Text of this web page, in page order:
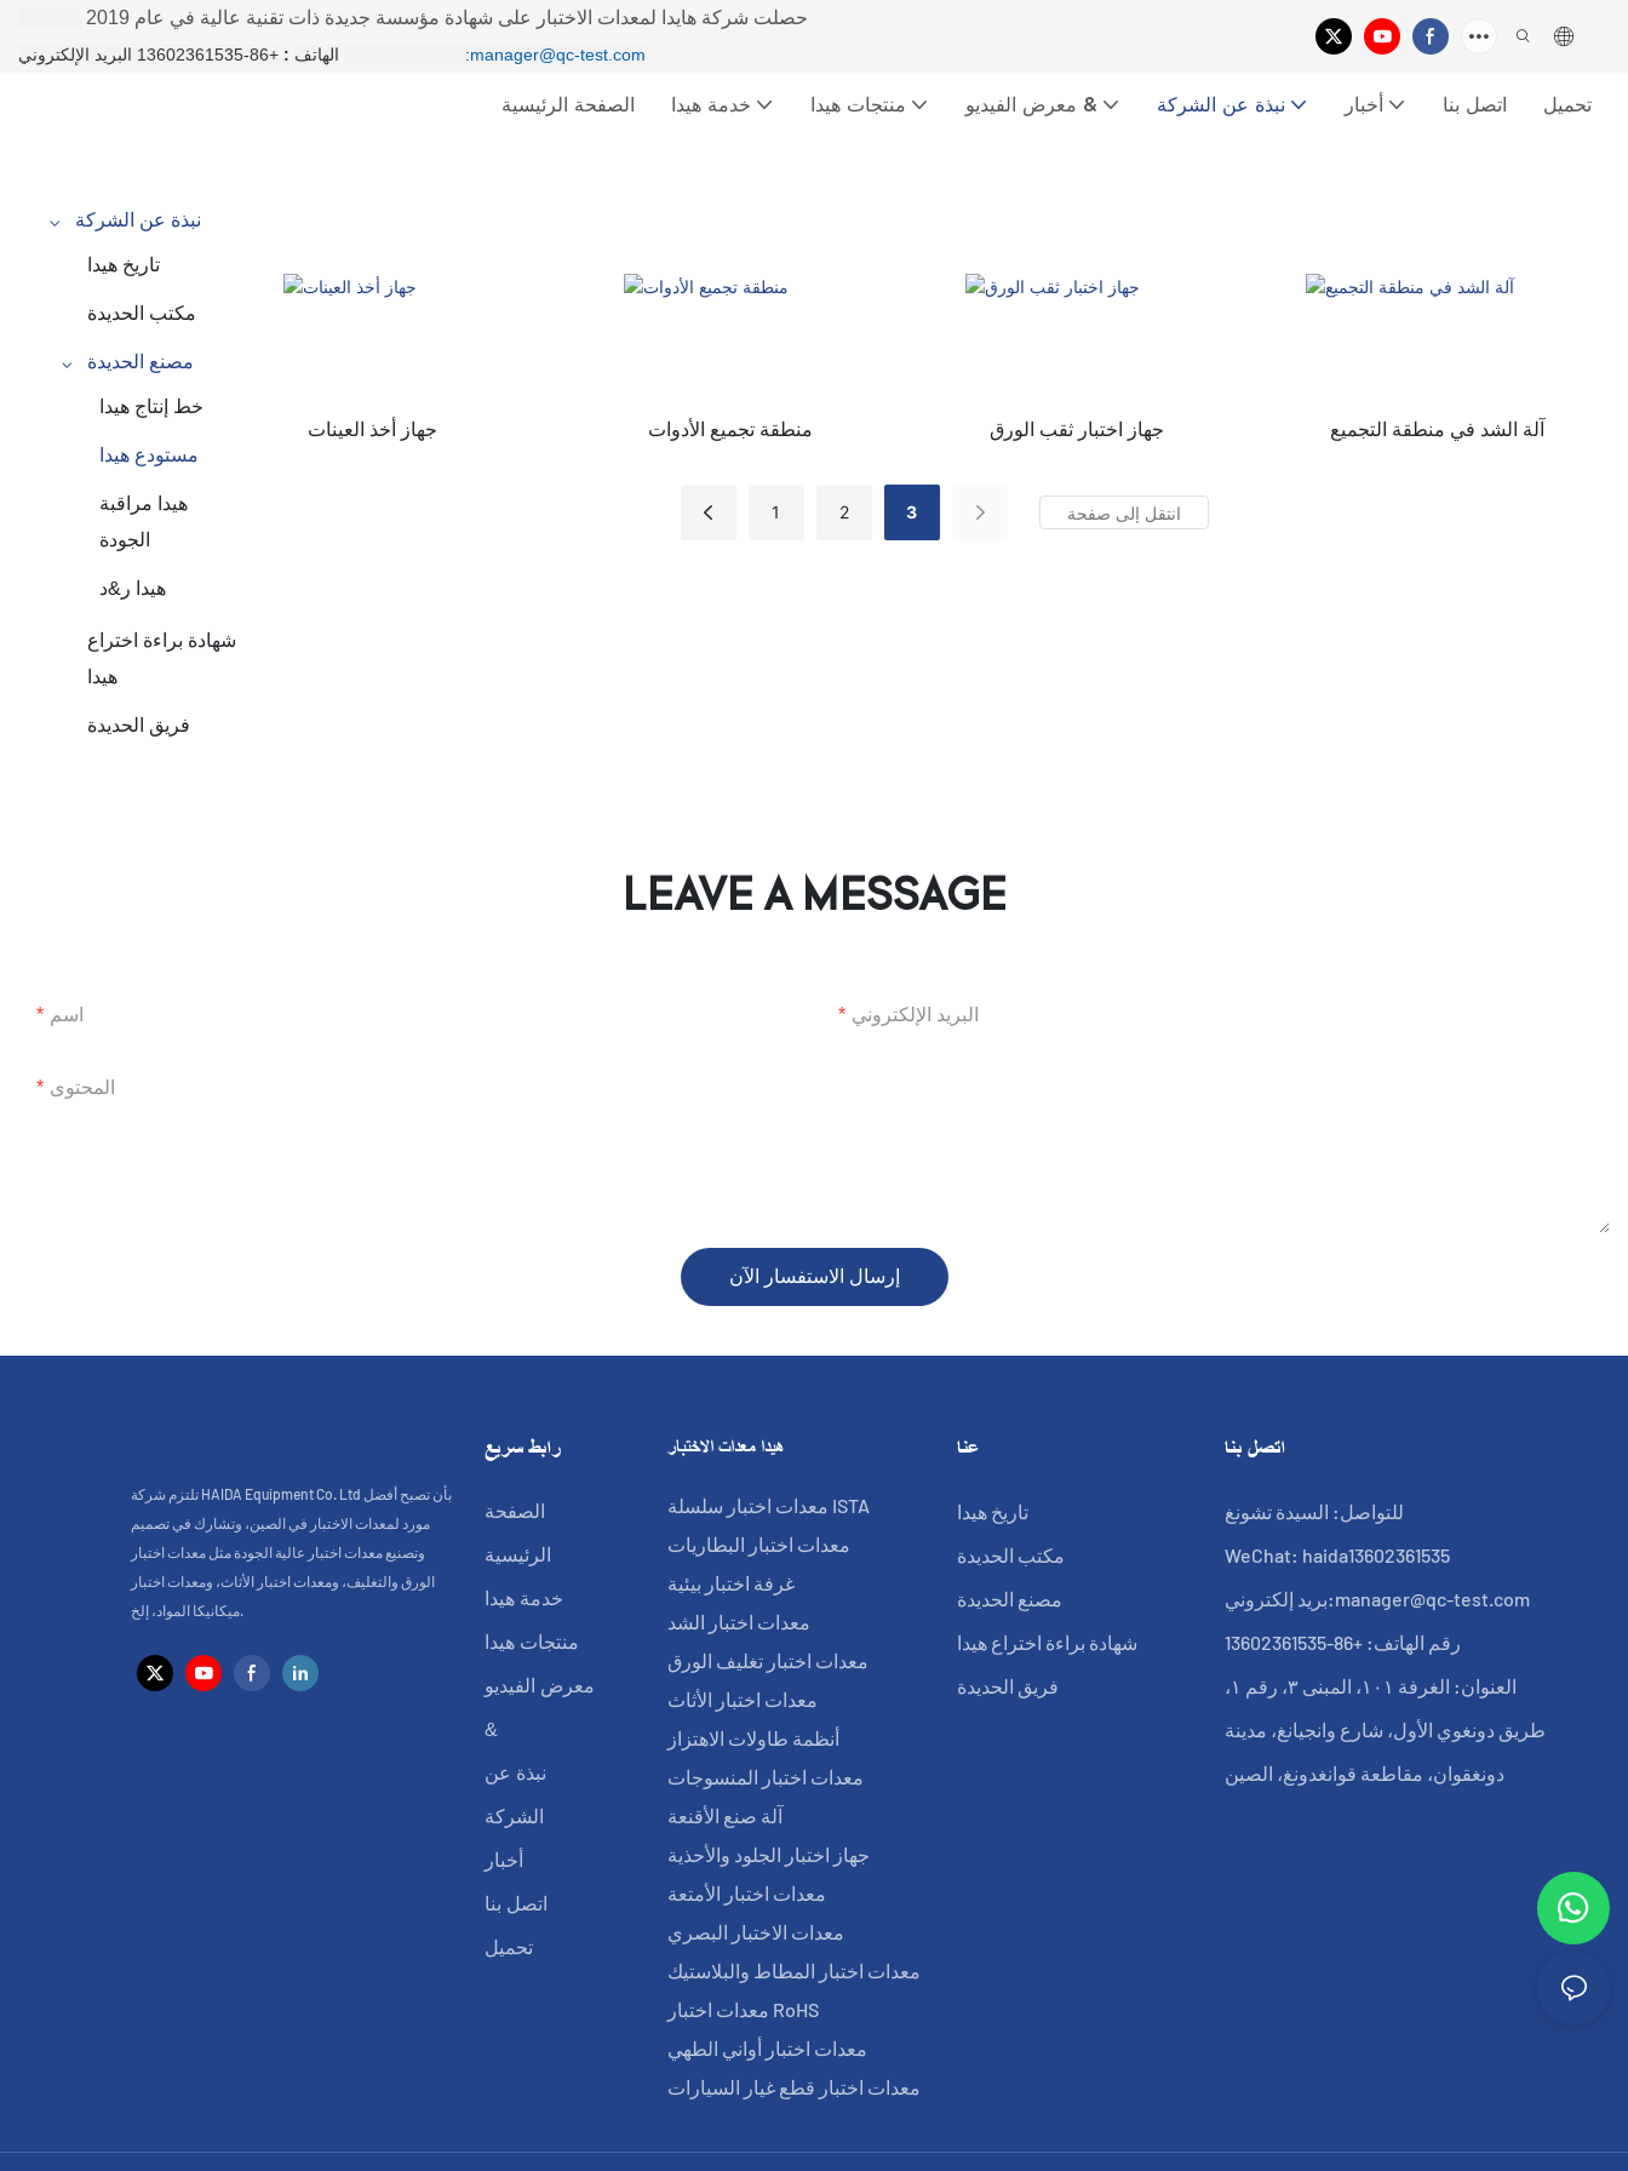
حصلت شركة هايدا لمعدات الاختبار على شهادة مؤسسة جديدة ذات تقنية عالية في عام 2019
الهاتف : +86-13602361535 البريد الإلكتروني:manager@qc-test.com
الصفحة الرئيسية خدمة هيدا منتجات هيدا معرض الفيديو & نبذة عن الشركة أخبار اتصل بنا تحميل
نبذة عن الشركة
تاريخ هيدا
مكتب الحديدة
مصنع الحديدة
خط إنتاج هيدا
مستودع هيدا
هيدا مراقبة
الجودة
هيدا ر&د
شهادة براءة اختراع
هيدا
فريق الحديدة
جهاز أخذ العينات منطقة تجميع الأدوات جهاز اختبار ثقب الورق آلة الشد في منطقة التجميع
1 2 3
LEAVE A MESSAGE
اسم البريد الإلكتروني
المحتوى
إرسال الاستفسار الآن
تلتزم شركة HAIDA Equipment Co. Ltd بأن تصبح أفضل
مورد لمعدات الاختبار في الصين، وتشارك في تصميم
وتصنيع معدات اختبار عالية الجودة مثل معدات اختبار
الورق والتغليف، ومعدات اختبار الأثاث، ومعدات اختبار
ميكانيكا المواد، إلخ.
رابط سريع
الصفحة
الرئيسية
خدمة هيدا
منتجات هيدا
معرض الفيديو
&
نبذة عن
الشركة
أخبار
اتصل بنا
تحميل
هيدا معدات الاختبار
معدات اختبار سلسلة ISTA
معدات اختبار البطاريات
غرفة اختبار بيئية
معدات اختبار الشد
معدات اختبار تغليف الورق
معدات اختبار الأثاث
أنظمة طاولات الاهتزاز
معدات اختبار المنسوجات
آلة صنع الأقنعة
جهاز اختبار الجلود والأحذية
معدات اختبار الأمتعة
معدات الاختبار البصري
معدات اختبار المطاط والبلاستيك
معدات اختبار RoHS
معدات اختبار أواني الطهي
معدات اختبار قطع غيار السيارات
عنا
تاريخ هيدا
مكتب الحديدة
مصنع الحديدة
شهادة براءة اختراع هيدا
فريق الحديدة
اتصل بنا
للتواصل: السيدة تشونغ
WeChat: haida13602361535
بريد إلكتروني:manager@qc-test.com
رقم الهاتف: +86-13602361535
العنوان: الغرفة ١٠١، المبنى ٣، رقم ١،
طريق دونغوي الأول، شارع وانجيانغ، مدينة
دونغقوان، مقاطعة قوانغدونغ، الصين